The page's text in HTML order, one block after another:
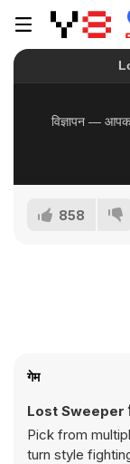
858
गेम
Lost Sweeper
Pick from
turn style